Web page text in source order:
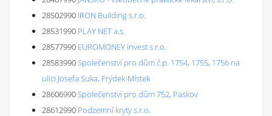
28502990 IRON Building s.r.o.
28531990 PLAY NET a.s.
28577990 EUROMONEY invest s.r.o.
28583990Společenství pro dům č.p. 1754, 1755, 1756 na
ulici Josefa Suka, Frýdek-Místek
28606990Společenství pro dům 752, Paskov
28612990 Podzemní kryty s.r.o.